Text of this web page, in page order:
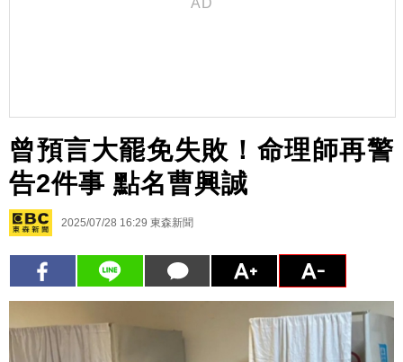
曾預言大罷免失敗！命理師再警
告2件事 點名曹興誠
2025/07/28 16:29 東森新聞